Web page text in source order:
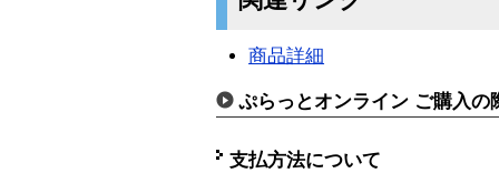
商品詳細
ぷらっとオンライン ご購入の
支払方法について